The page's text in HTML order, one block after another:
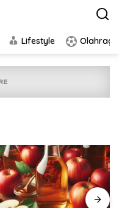
Lifestyle Olahraga